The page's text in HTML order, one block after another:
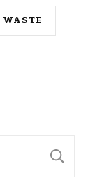
WASTE